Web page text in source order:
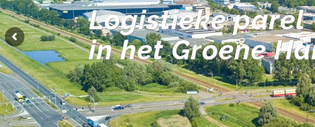
Logistieke parel
in het Groene